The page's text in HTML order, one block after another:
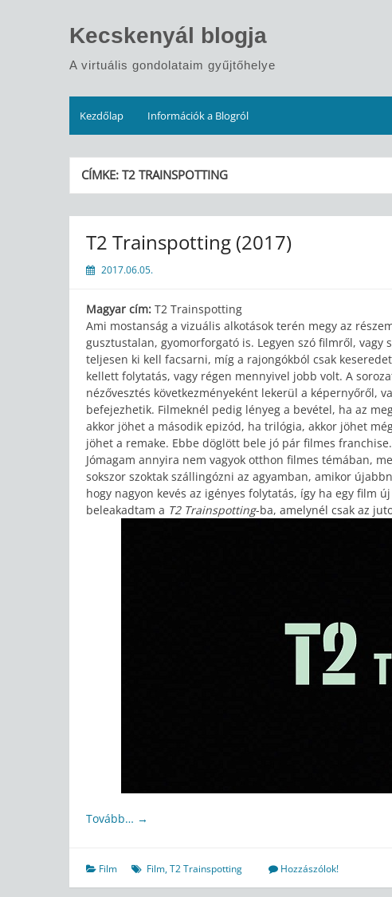
Kecskenyál blogja
A virtuális gondolataim gyűjtőhelye
Kezdőlap Információk a Blogról
CÍMKE:T2 TRAINSPOTTING
T2 Trainspotting (2017)
2017.06.05.
Magyar cím: T2 Trainspotting
Ami mostanság a vizuális alkotások terén megy az
gusztustalan, gyomorforgató is. Legyen szó filmről, vagy
teljesen ki kell facsarni, míg a rajongókból csak
kellett folytatás, vagy régen mennyivel jobb volt. A
nézővesztés következményeként lekerül a képernyőről,
befejezhetik. Filmeknél pedig lényeg a bevétel, ha az
akkor jöhet a második epizód, ha trilógia, akkor jöhet
jöhet a remake. Ebbe döglött bele jó pár filmes franchise.
Jómagam annyira nem vagyok otthon filmes témában,
sokszor szoktak szállingózni az agyamban, amikor
hogy nagyon kevés az igényes folytatás, így ha egy film
beleakadtam a T2 Trainspotting-ba, amelynél csak az
Tovább… →
Film Film,T2 Trainspotting Hozzászólok!